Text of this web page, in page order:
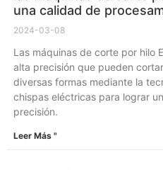
una calidad de
2024-03-08
Las máquinas de corte por hilo
alta precisión que pueden
diversas formas mediante la
chispas eléctricas para lograr
precisión.
Leer Más "